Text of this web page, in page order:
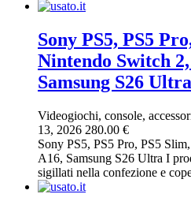
Sony PS5, PS5
Nintendo Switch
Samsung S26 Ultra
Videogiochi, console,
13, 2026 280.00 €
Sony PS5, PS5 Pro, PS5
A16, Samsung S26 Ultra I
sigillati nella confezione e